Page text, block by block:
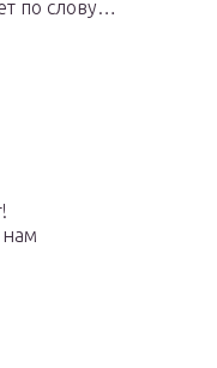
по слову…
нам